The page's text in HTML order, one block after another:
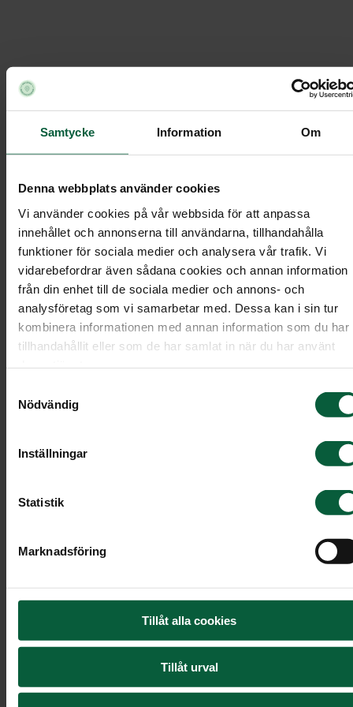
Samtycke Information Om
Denna webbplats använder cookies
Vi använder cookies på vår webbsida för att anpassa
innehållet och annonserna till användarna, tillhandahålla
funktioner för sociala medier och analysera vår trafik. Vi
vidarebefordrar även sådana cookies och annan information
från din enhet till de sociala medier och annons- och
analysföretag som vi samarbetar med. Dessa kan i sin tur
kombinera informationen med annan information som du har
tillhandahållit eller som de har samlat in när du har använt
Nödvändig
Inställningar
Statistik
Marknadsföring
Tillåt alla cookies
Tillåt urval
Klippan-Ljungbyheds Begravningsbyrå /
Boka möte